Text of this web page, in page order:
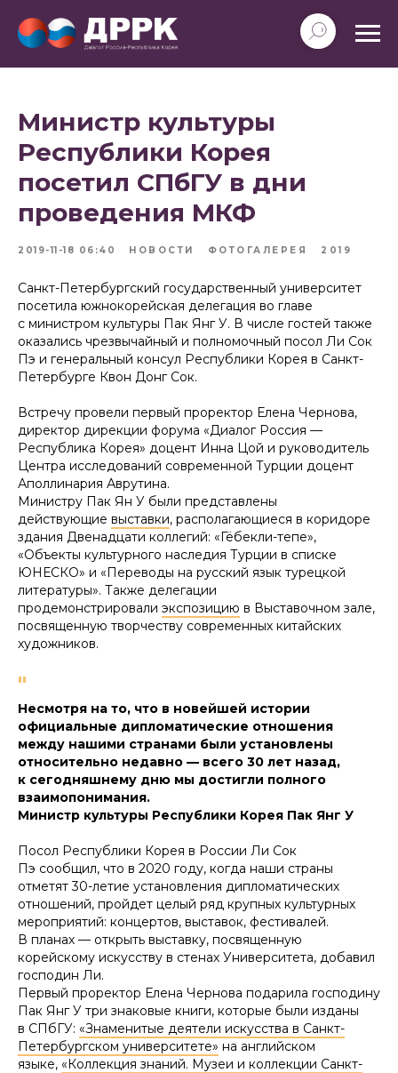
Министр культуры
Республики Корея
посетил СПбГУ в дни
проведения МКФ
2019-11-18 06:40 НОВОСТИ ФОТОГАЛЕРЕЯ 2019
Санкт-Петербургский государственный университет
посетила южнокорейская делегация во главе
с министром культуры Пак Янг У. В числе гостей также
оказались чрезвычайный и полномочный посол Ли Сок
Пэ и генеральный консул Республики Корея в Санкт-
Петербурге Квон Донг Сок.
Встречу провели первый проректор Елена Чернова,
директор дирекции форума «Диалог Россия —
Республика Корея» доцент Инна Цой и руководитель
Центра исследований современной Турции доцент
Аполлинария Аврутина.
Министру Пак Ян У были представлены
действующие выставки, располагающиеся в коридоре
здания Двенадцати коллегий: «Гёбекли-тепе»,
«Объекты культурного наследия Турции в списке
ЮНЕСКО» и «Переводы на русский язык турецкой
литературы». Также делегации
продемонстрировали экспозицию в Выставочном зале,
посвященную творчеству современных китайских
художников.
"
Несмотря на то, что в новейшей истории
официальные дипломатические отношения
между нашими странами были установлены
относительно недавно — всего 30 лет назад,
к сегодняшнему дню мы достигли полного
взаимопонимания.
Министр культуры Республики Корея Пак Янг У
Посол Республики Корея в России Ли Сок
Пэ сообщил, что в 2020 году, когда наши страны
отметят 30-летие установления дипломатических
отношений, пройдет целый ряд крупных культурных
мероприятий: концертов, выставок, фестивалей.
В планах — открыть выставку, посвященную
корейскому искусству в стенах Университета, добавил
господин Ли.
Первый проректор Елена Чернова подарила господину
Пак Янг У три знаковые книги, которые были изданы
в СПбГУ: «Знаменитые деятели искусства в Санкт-
Петербургском университете» на английском
языке, «Коллекция знаний. Музеи и коллекции Санкт-